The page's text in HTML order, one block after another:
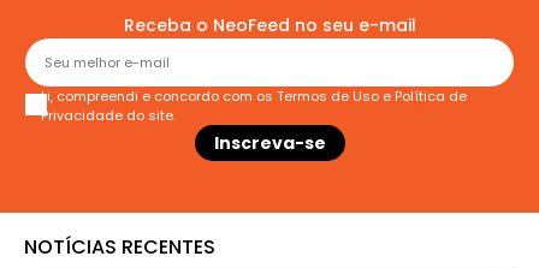
Receba o NeoFeed no seu e-mail
Li, compreendi e concordo com os Termos de Uso e Política de
Privacidade do site.
NOTÍCIAS RECENTES